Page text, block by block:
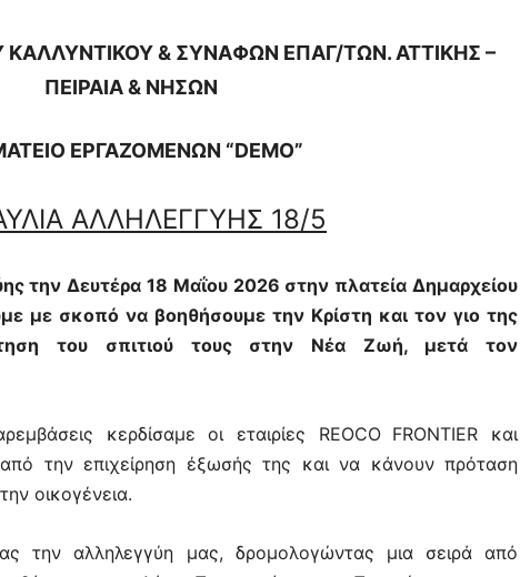
& ΣΥΝΑΦΩΝ ΕΠΑΓ/ΤΩΝ. ΑΤΤΙΚΗΣ –
ΠΕΙΡΑΙΑ & ΝΗΣΩΝ
ΕΡΓΑΖΟΜΕΝΩΝ “DEMO”
ΑΛΛΗΛΕΓΓΥΗΣ 18/5
την Δευτέρα 18 Μαΐου 2026 στην πλατεία Δημαρχείου
με σκοπό να βοηθήσουμε την Κρίστη και τον γιο της
του σπιτιού τους στην Νέα Ζωή, μετά τον
κερδίσαμε οι εταιρίες RΕΟCO FRONTIER και
την επιχείρηση έξωσής της και να κάνουν πρόταση
οικογένεια.
την αλληλεγγύη μας, δρομολογώντας μια σειρά από